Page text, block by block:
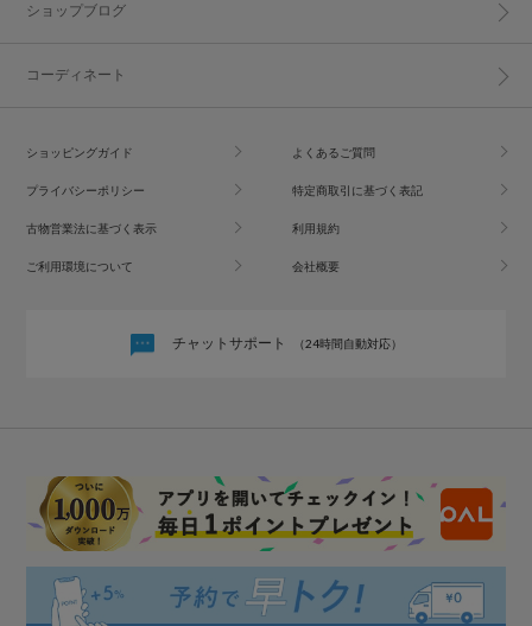
ショップブログ
コーディネート
ショッピングガイド よくあるご質問
プライバシーポリシー 特定商取引に基づく表記
古物営業法に基づく表示 利用規約
ご利用環境について 会社概要
チャットサポート （24時間自動対応）